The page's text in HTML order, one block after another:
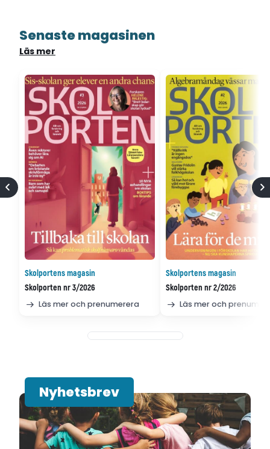
Senaste magasinen
Läs mer
Skolportens magasin
Skolporten nr 3/2026
Läs mer och prenumerera
Skolportens magasin
Skolporten nr 2/2026
Läs mer och
Nyhetsbrev